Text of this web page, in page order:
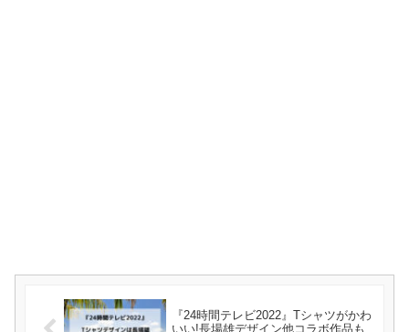
『24時間テレビ2022』Tシャツがかわ
いい!長場雄デザイン他コラボ作品も